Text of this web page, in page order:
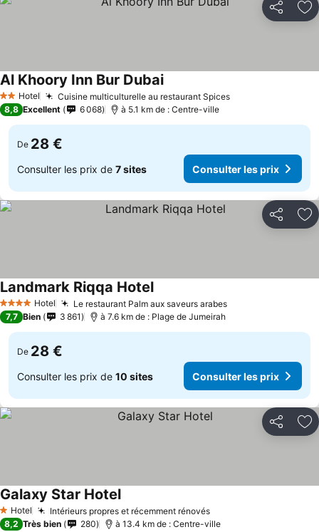
Partager
2 Étoiles
Hotel Cuisine multiculturelle au restaurant SpicesConsulter les
Al Khoory Inn Bur DubaiConsulter les prix
8,8 Excellent 6 068 à 5.1 km de : Centre-ville
De 28 €
Consulter les prix de 7 sites Consulter les prix
Partager
4 Étoiles Hotel Le restaurant Palm aux saveurs arabesConsulter les
Landmark Riqqa HotelConsulter les prix
7,7 Bien 3 861 à 7.6 km de : Plage de Jumeirah
De 28 €
Consulter les prix de 10 sites Consulter les prix
Partager
1 Étoiles
Hotel Intérieurs propres et récemment rénovésConsulter les prix
Galaxy Star HotelConsulter les prix
8,2 Très bien 280 à 13.4 km de : Centre-ville